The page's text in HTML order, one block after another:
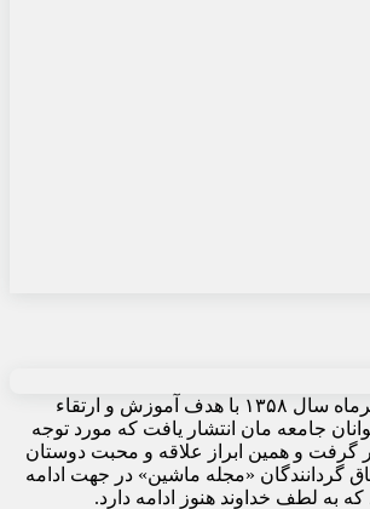
«مجله ماشین» از مهرماه سال ۱۳۵۸ با هدف آموزش و ارتقاء
جامعه مان انتشار یافت که مورد توجه
گرفت و همین ابراز علاقه و محبت دوستان
گردانندگان «مجله ماشین» در جهت ادامه
به لطف خداوند هنوز ادامه دارد.